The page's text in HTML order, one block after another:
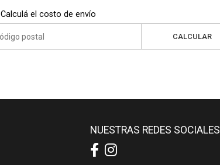
Calculá el costo de envío
CALCULAR
NUESTRAS REDES SOCIALES